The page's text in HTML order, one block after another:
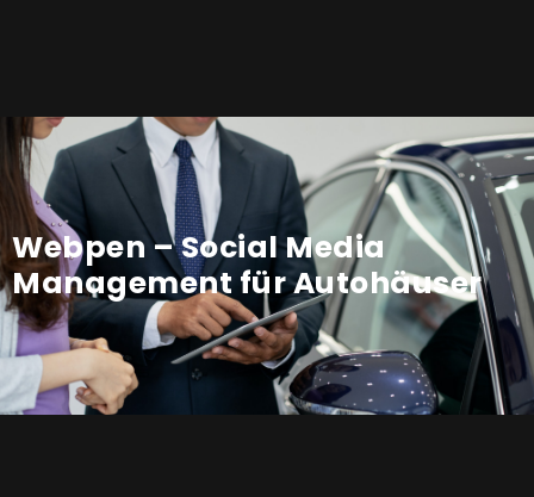
Webpen – Social Media
Management für Autohäuser